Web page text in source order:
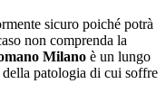
sicuro poiché potrà
non comprenda la
Milano è un lungo
patologia di cui soffre